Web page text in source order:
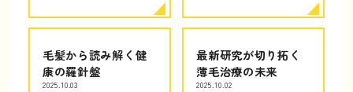
毛髪から読み解く健
康の羅針盤
2025.10.03
最新研究が切り拓く
薄毛治療の未来
2025.10.02